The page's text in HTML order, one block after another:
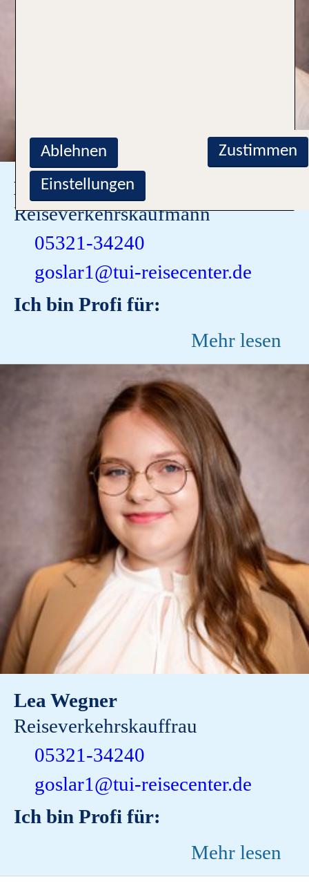
Dirk Bielstein
Reiseverkehrskaufmann
05321-34240
goslar1@tui-reisecenter.de
Ich bin Profi für:
Mehr lesen
Lea Wegner
Reiseverkehrskauffrau
05321-34240
goslar1@tui-reisecenter.de
Ich bin Profi für:
Mehr lesen
Zustimmen
Ablehnen
Einstellungen